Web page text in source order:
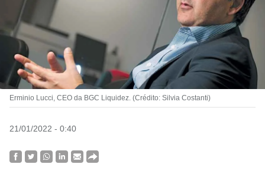
Erminio Lucci, CEO da BGC Liquidez. (Crédito: Silvia Costanti)
21/01/2022 - 0:40